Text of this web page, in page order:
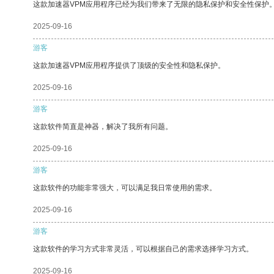
这款加速器VPM应用程序已经为我们带来了无限的隐私保护和安全性保护
2025-09-16
游客
这款加速器VPM应用程序提供了顶级的安全性和隐私保护。
2025-09-16
游客
这款软件简直是神器，解决了我所有问题。
2025-09-16
游客
这款软件的功能非常强大，可以满足我日常使用的需求。
2025-09-16
游客
这款软件的学习方式非常灵活，可以根据自己的需求选择学习方式。
2025-09-16